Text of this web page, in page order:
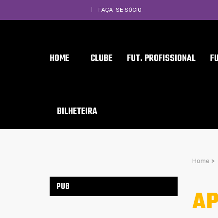
FAÇA-SE SÓCIO
HOME CLUBE FUT. PROFISSIONAL
BILHETEIRA
Home >
PUB